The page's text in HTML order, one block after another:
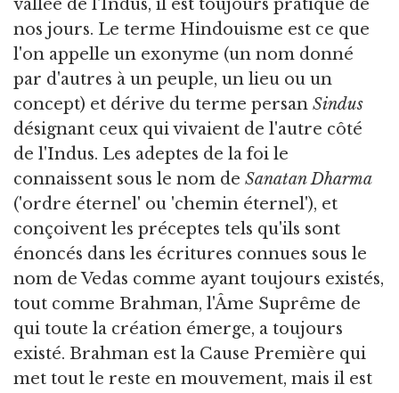
vallée de l'Indus, il est toujours pratiqué de
nos jours. Le terme Hindouisme est ce que
l'on appelle un exonyme (un nom donné
par d'autres à un peuple, un lieu ou un
concept) et dérive du terme persan Sindus
désignant ceux qui vivaient de l'autre côté
de l'Indus. Les adeptes de la foi le
connaissent sous le nom de Sanatan Dharma
('ordre éternel' ou 'chemin éternel'), et
conçoivent les préceptes tels qu'ils sont
énoncés dans les écritures connues sous le
nom de Vedas comme ayant toujours existés,
tout comme Brahman, l'Âme Suprême de
qui toute la création émerge, a toujours
existé. Brahman est la Cause Première qui
met tout le reste en mouvement, mais il est